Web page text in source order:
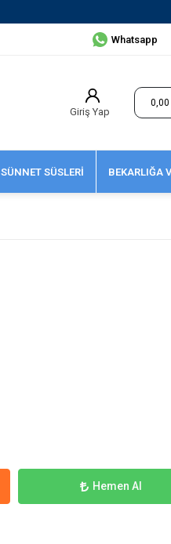
Whatsapp
Giriş Yap
0,00
SÜNNET SÜSLERİ BEKARLIĞA
Hemen Al